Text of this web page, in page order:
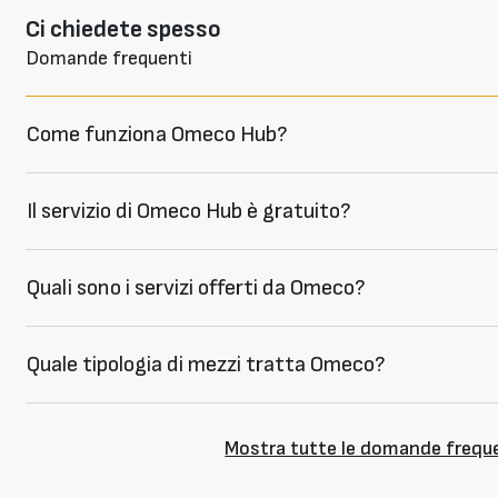
Ci chiedete spesso
Domande frequenti
Come funziona Omeco Hub?
Il servizio di Omeco Hub è gratuito?
Quali sono i servizi offerti da Omeco?
Quale tipologia di mezzi tratta Omeco?
Mostra tutte le domande